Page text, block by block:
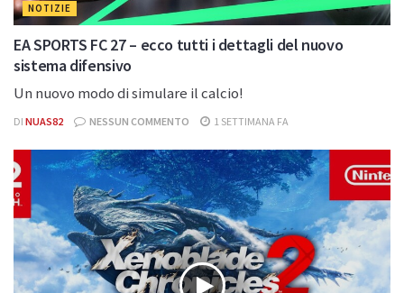
NOTIZIE
EA SPORTS FC 27 – ecco tutti i dettagli del nuovo
sistema difensivo
Un nuovo modo di simulare il calcio!
DI NUAS82 NESSUN COMMENTO 1 SETTIMANA FA